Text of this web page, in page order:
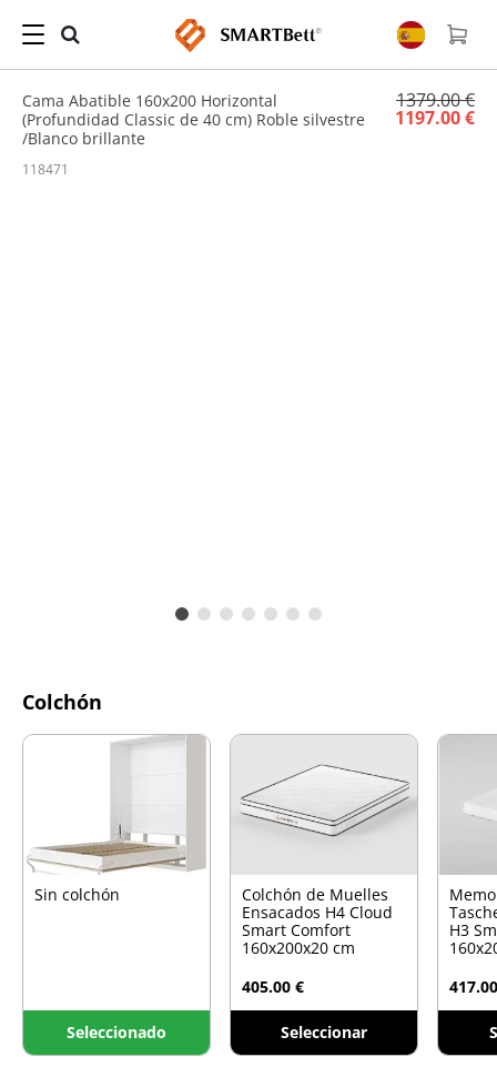
Hogar Sale
/ Cama Abatible 160x200 Horizontal (Profundidad Classic de 40 cm) Roble
Cama Abatible 160x200 Horizontal
(Profundidad Classic de 40 cm) Roble silvestre
/Blanco brillante
1379.00 €
1197.00 €
118471
Colchón
Sin colchón
Seleccionado
Colchón de Muelles
Ensacados H4 Cloud
Smart Comfort
160x200x20 cm
405.00 €
Seleccionar
H3